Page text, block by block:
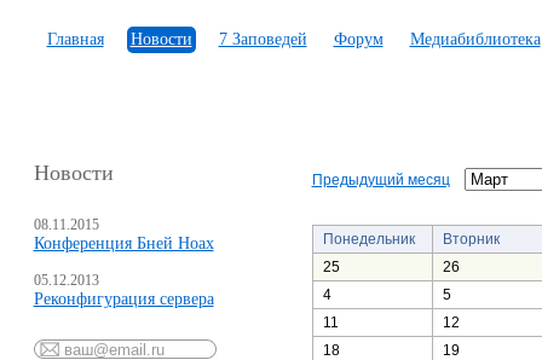
Главная Новости 7 Заповедей Форум Медиабиблиотека
Новости
08.11.2015
Конференция Бней Ноах
05.12.2013
Реконфигурация сервера
Предыдущий месяц
Понедельник
Вторник
25
26
4
5
11
12
18
19